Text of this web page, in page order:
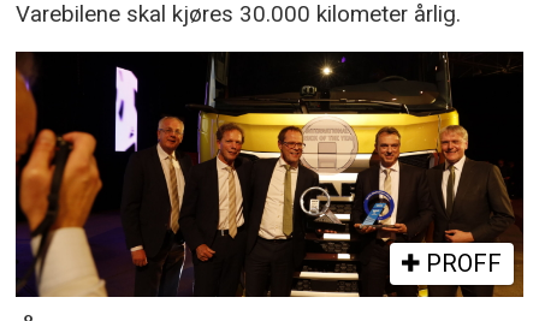
Varebilene skal kjøres 30.000 kilometer årlig.
PROFF